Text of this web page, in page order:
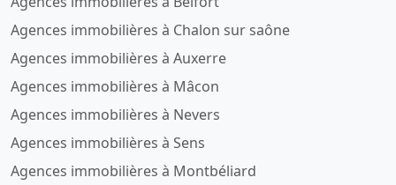
Agences immobilières à Chalon sur saône
Agences immobilières à Auxerre
Agences immobilières à Mâcon
Agences immobilières à Nevers
Agences immobilières à Sens
Agences immobilières à Montbéliard